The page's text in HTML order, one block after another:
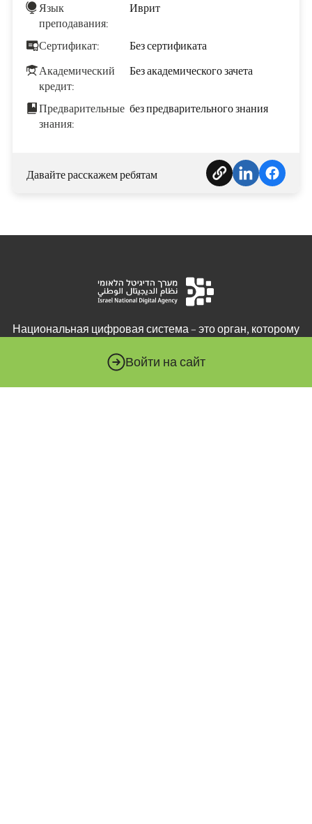
Войти на сайт
Язык
преподавания:
Иврит
Сертификат:
Без сертификата
Академический
кредит:
Без академического зачета
Предварительные
знания:
без предварительного знания
Давайте расскажем ребятам
Национальная цифровая система – это орган, которому
государственном секторе. Этот массив подчиняется
министру экономики и промышленности и служит
технологическим штабом правительственных